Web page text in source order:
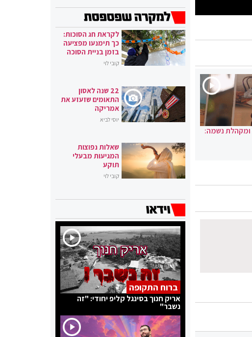
ומקהלת נשמה:
לקראת חג הסוכות:
כך תימנעו מפציעה
בזמן בניית הסוכה
קובי לוי
22 שנה לאסון
התאומים שזעזע את
אמריקה
יוסי לביא
שאלות נפוצות
המגיעות מבעלי
תוקע
קובי לוי
ברוח התקופה
אריק חנוך בסינגל קליפ יחודי: "זה
נשבר"